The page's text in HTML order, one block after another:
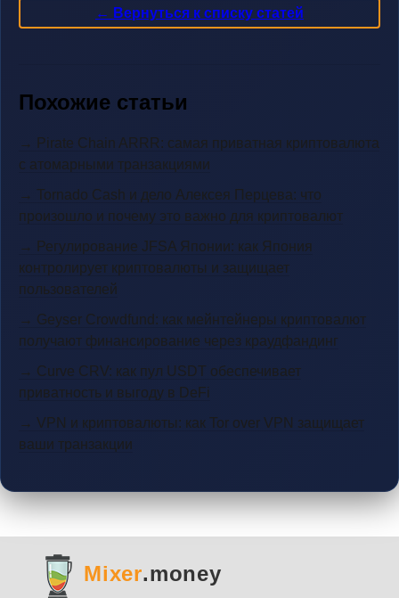
← Вернуться к списку статей
Похожие статьи
→ Pirate Chain ARRR: самая приватная криптовалюта
с атомарными транзакциями
→ Tornado Cash и дело Алексея Перцева: что
произошло и почему это важно для криптовалют
→ Регулирование JFSA Японии: как Япония
контролирует криптовалюты и защищает
пользователей
→ Geyser Crowdfund: как мейнтейнеры криптовалют
получают финансирование через краудфандинг
→ Curve CRV: как пул USDT обеспечивает
приватность и выгоду в DeFi
→ VPN и криптовалюты: как Tor over VPN защищает
ваши транзакции
Mixer.money